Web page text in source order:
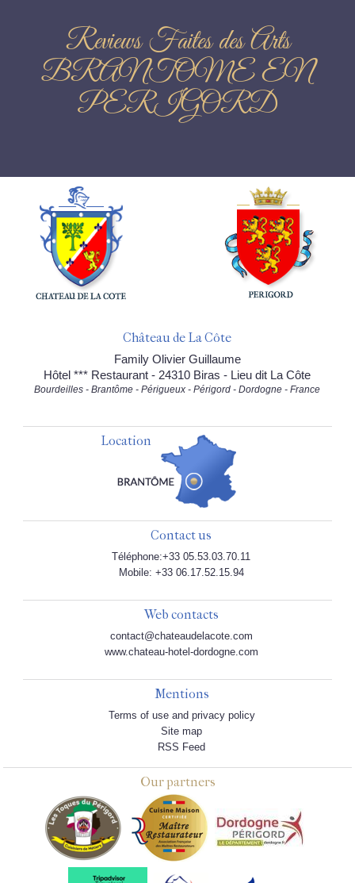
Reviews Faites des Arts
BRANTOME EN
PERIGORD
Château de La Côte
Family Olivier Guillaume
Hôtel *** Restaurant - 24310 Biras - Lieu dit La Côte
Bourdeilles - Brantôme - Périgueux - Périgord - Dordogne - France
Location
Contact us
Téléphone:+33 05.53.03.70.11
Mobile: +33 06.17.52.15.94
Web contacts
contact@chateaudelacote.com
www.chateau-hotel-dordogne.com
Mentions
Terms of use and privacy policy
Site map
RSS Feed
Our partners